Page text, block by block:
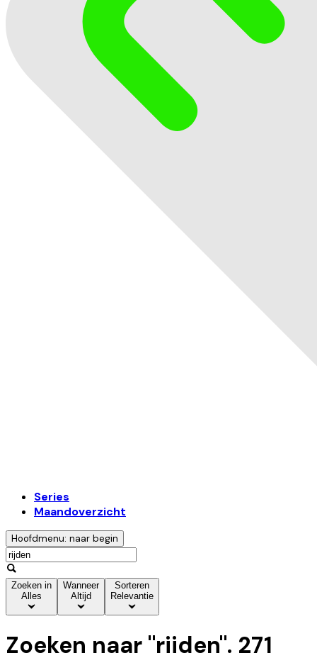
Series
Maandoverzicht
Hoofdmenu: naar begin
Zoeken in
Alles
Wanneer
Altijd
Sorteren
Relevantie
Zoeken naar "rijden". 271